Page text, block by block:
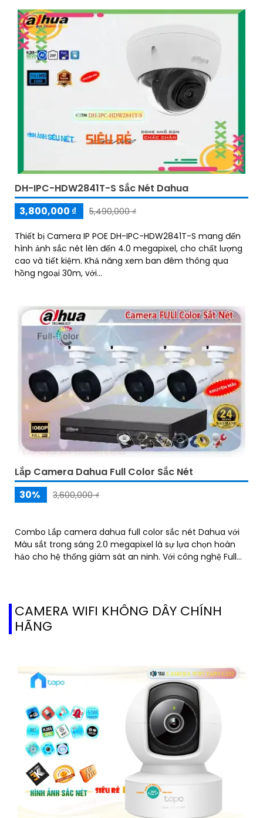
DH-IPC-HDW2841T-S Sắc Nét Dahua
3,800,000 ₫
5,490,000 ₫
Thiết bị Camera IP POE DH-IPC-HDW2841T-S mang đến
hình ảnh sắc nét lên đến 4.0 megapixel, cho chất lượng
cao và tiết kiệm. Khả năng xem ban đêm thông qua
hồng ngoại 30m, với...
Lắp Camera Dahua Full Color Sắc Nét
30%
3,600,000 ₫
Combo Lắp camera dahua full color sắc nét Dahua với
Màu sắt trong sáng 2.0 megapixel là sự lựa chọn hoàn
hảo cho hệ thống giám sát an ninh. Với công nghệ Full
CAMERA WIFI KHÔNG DÂY CHÍNH
HÃNG